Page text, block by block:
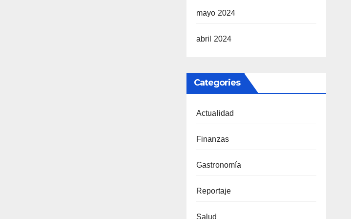
mayo 2024
abril 2024
Categories
Actualidad
Finanzas
Gastronomía
Reportaje
Salud